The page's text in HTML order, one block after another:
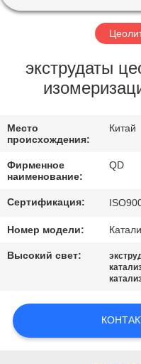
ФАБРИКИ
ПРОВЕРКА
СВЯЖИТЕСЬ
МЫ
НОВОСТИ
СЛУЧАИ
КАРТА
САЙТА
экструдаты
Место
происхождения:
Китай
Фирменное
наименование:
QD
Сертификация:
Номер модели:
Высокий свет: